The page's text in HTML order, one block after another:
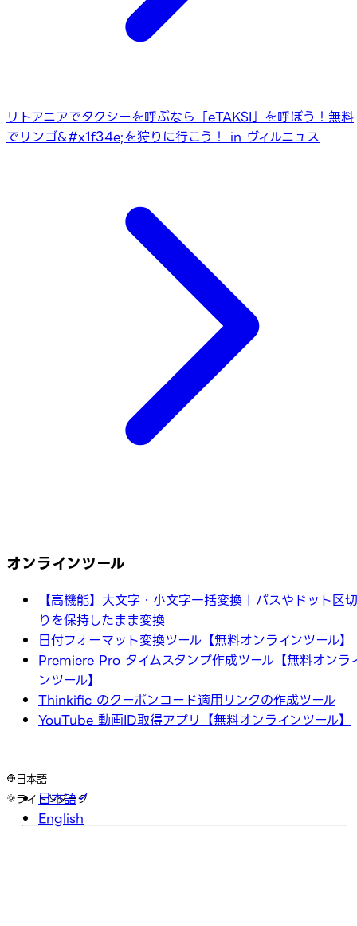
リトアニアでタクシーを呼ぶなら「eTAKSI」を呼ぼう！ 無料
でリンゴ&#x1f34e;を狩りに行こう！ in ヴィルニュス
オンラインツール
【高機能】大文字・小文字一括変換 | パスやドット区切
りを保持したまま変換
日付フォーマット変換ツール【無料オンラインツール】
Premiere Pro タイムスタンプ作成ツール【無料オンラ
ンツール】
Thinkific のクーポンコード適用リンクの作成ツール
YouTube 動画ID取得アプリ【無料オンラインツール】
日本語
日本語
English
ライト ダーク